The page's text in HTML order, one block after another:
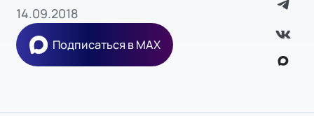
14.09.2018
Подписаться в MAX